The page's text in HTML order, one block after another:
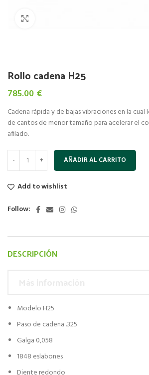
Rollo cadena H25
785.00 €
Cadena rápida y de bajas vibraciones en la
de cantos de menor tamaño para acelerar el
afilado.
AÑADIR AL CARRITO
Add to wishlist
Follow:
DESCRIPCIÓN
Modelo H25
Paso de cadena .325
Galga 0,058
1848 eslabones